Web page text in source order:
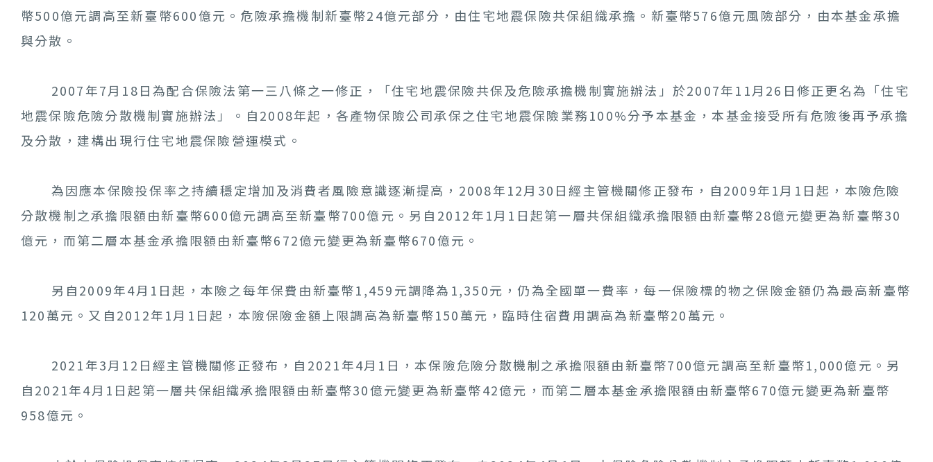
幣500億元調高至新臺幣600億元。危險承擔機制新臺幣24億元部分，由住宅地震保險共保組織承擔。新臺幣576億元風險部分，由本基金承擔
與分散。
2007年7月18日為配合保險法第一三八條之一修正，「住宅地震保險共保及危險承擔機制實施辦法」於2007年11月26日修正更名為「住宅
地震保險危險分散機制實施辦法」。自2008年起，各產物保險公司承保之住宅地震保險業務100%分予本基金，本基金接受所有危險後再予承擔
及分散，建構出現行住宅地震保險營運模式。
為因應本保險投保率之持續穩定增加及消費者風險意識逐漸提高，2008年12月30日經主管機關修正發布，自2009年1月1日起，本險危險
分散機制之承擔限額由新臺幣600億元調高至新臺幣700億元。另自2012年1月1日起第一層共保組織承擔限額由新臺幣28億元變更為新臺幣30
億元，而第二層本基金承擔限額由新臺幣672億元變更為新臺幣670億元。
另自2009年4月1日起，本險之每年保費由新臺幣1,459元調降為1,350元，仍為全國單一費率，每一保險標的物之保險金額仍為最高新臺幣
120萬元。又自2012年1月1日起，本險保險金額上限調高為新臺幣150萬元，臨時住宿費用調高為新臺幣20萬元。
2021年3月12日經主管機關修正發布，自2021年4月1日，本保險危險分散機制之承擔限額由新臺幣700億元調高至新臺幣1,000億元。另
自2021年4月1日起第一層共保組織承擔限額由新臺幣30億元變更為新臺幣42億元，而第二層本基金承擔限額由新臺幣670億元變更為新臺幣
958億元。